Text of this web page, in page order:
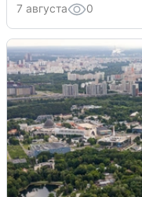
7 августа 0